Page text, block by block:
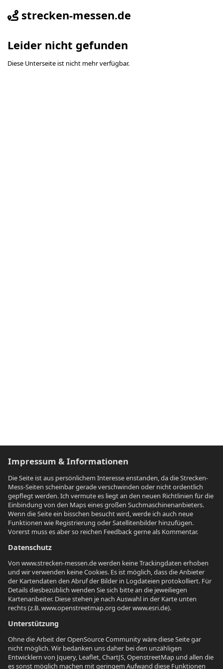
strecken-messen.de
Leider nicht gefunden
Diese Unterseite ist nicht mehr verfügbar.
Impressum & Informationen
Die Seite ist aus persönlichem Interesse enstanden, da die Strecken-
Mess-Seiten scheinbar gerade verschwinden oder nicht ordentlich
gepflegt werden. Ich vermute es liegt an den neuen Richtlinien für die
Einbindung von den Maps eines großen Suchmaschinenanbieters.
Wenn die Seite ein bisschen besucht wird, werde ich auch neue
Funktionen wie Registrierung oder Satellitenbilder hinzufügen.
Vorerst muss es aber so reichen Feedback gerne als Kommentar.
Datenschutz
Von www.strecken-messen.de werden keine Trackingdaten erhoben
und wir verwenden keine Cookies. Es ist möglich, dass die Anbieter
der Kartendaten den Abruf der Bilder in Logdateien protokolliert. Für
Details diesbezüblich wenden Sie sich bitte an die jeweiliegen
Kartenanbeiter. Diese stehen je nach Auswahl in der Karte unten
rechts (z.B. www.openstreetmap.org oder www.esri.de).
Unterstützung
Ohne die Arbeit der OpenSource Community wäre diese Seite gar
nicht möglich. Wir bedanken uns daher bei den unzähligen
Entwicklern von Jquery, Leaflet, ChartJS, OpenstreetMap und allen die
es sonst möglich machen mit geringem Aufwand diese Funktionen